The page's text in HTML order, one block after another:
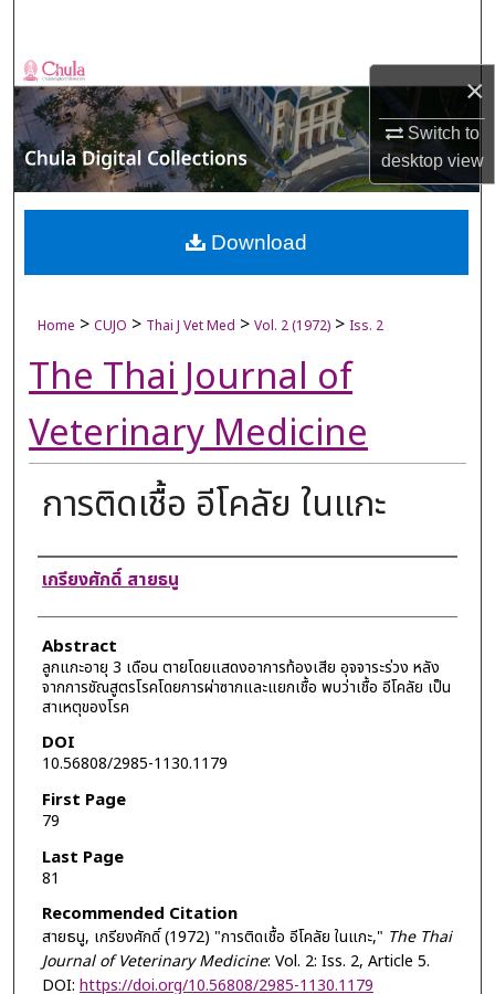
×
Switch to
desktopview
Browse Collections
My Account
About
Digital Commons Network™
Home > CUJO > Thai J Vet Med > Vol. 2 (1972) > Iss. 2
The Thai Journal of
Veterinary Medicine
การติดเชื้อ อีโคลัย ในแกะ
Authors
เกรียงศักดิ์ สายธนู
Abstract
ลูกแกะอายุ 3 เดือน ตายโดยแสดงอาการท้องเสีย อุจจาระร่วง หลัง
จากการชัณสูตรโรคโดยการผ่าซากและแยกเชื้อ พบว่าเชื้อ อีโคลัย เป็น
สาเหตุของโรค
DOI
10.56808/2985-1130.1179
First Page
79
Last Page
81
Recommended Citation
สายธนู, เกรียงศักดิ์ (1972) "การติดเชื้อ อีโคลัย ในแกะ," The Thai
Journal of Veterinary Medicine: Vol. 2: Iss. 2, Article 5.
DOI: https://doi.org/10.56808/2985-1130.1179
Download